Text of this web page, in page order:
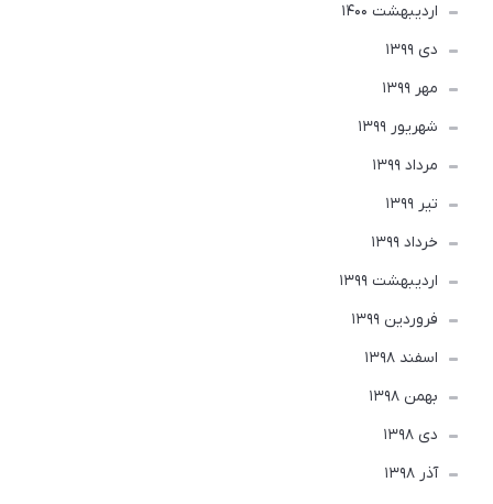
ارديبهشت 1400
دی 1399
مهر 1399
شهریور 1399
مرداد 1399
تير 1399
خرداد 1399
ارديبهشت 1399
فروردین 1399
اسفند 1398
بهمن 1398
دی 1398
آذر 1398